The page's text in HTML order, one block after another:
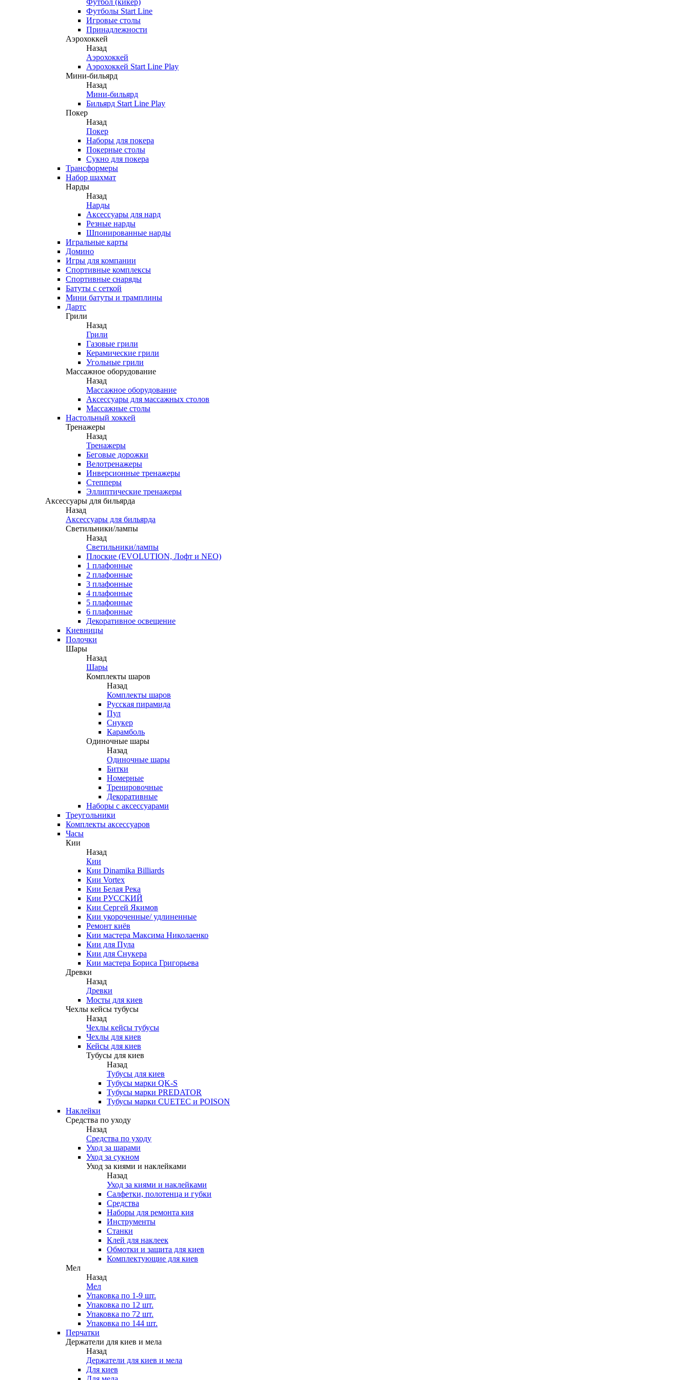
Футбол (кикер)
Футболы Start Line
Игровые столы
Принадлежности
Аэрохоккей
Назад
Аэрохоккей
Аэрохоккей Start Line Play
Мини-бильярд
Назад
Мини-бильярд
Бильярд Start Line Play
Покер
Назад
Покер
Наборы для покера
Покерные столы
Сукно для покера
Трансформеры
Набор шахмат
Нарды
Назад
Нарды
Аксессуары для нард
Резные нарды
Шпонированные нарды
Игральные карты
Домино
Игры для компании
Спортивные комплексы
Спортивные снаряды
Батуты с сеткой
Мини батуты и трамплины
Дартс
Грили
Назад
Грили
Газовые грили
Керамические грили
Угольные грили
Массажное оборудование
Назад
Массажное оборудование
Аксессуары для массажных столов
Массажные столы
Настольный хоккей
Тренажеры
Назад
Тренажеры
Беговые дорожки
Велотренажеры
Инверсионные тренажеры
Степперы
Эллиптические тренажеры
Аксессуары для бильярда
Назад
Аксессуары для бильярда
Светильники/лампы
Назад
Светильники/лампы
Плоские (EVOLUTION, Лофт и NEO)
1 плафонные
2 плафонные
3 плафонные
4 плафонные
5 плафонные
6 плафонные
Декоративное освещение
Киевницы
Полочки
Шары
Назад
Шары
Комплекты шаров
Назад
Комплекты шаров
Русская пирамида
Пул
Снукер
Карамболь
Одиночные шары
Назад
Одиночные шары
Битки
Номерные
Тренировочные
Декоративные
Наборы с аксессуарами
Треугольники
Комплекты аксессуаров
Часы
Кии
Назад
Кии
Кии Dinamika Billiards
Кии Vortex
Кии Белая Река
Кии РУССКИЙ
Кии Сергей Якимов
Кии укороченные/ удлиненные
Ремонт киёв
Кии мастера Максима Николаенко
Кии для Пула
Кии для Снукера
Кии мастера Бориса Григорьева
Древки
Назад
Древки
Мосты для киев
Чехлы кейсы тубусы
Назад
Чехлы кейсы тубусы
Чехлы для киев
Кейсы для киев
Тубусы для киев
Назад
Тубусы для киев
Тубусы марки QK-S
Тубусы марки PREDATOR
Тубусы марки CUETEC и POISON
Наклейки
Средства по уходу
Назад
Средства по уходу
Уход за шарами
Уход за сукном
Уход за киями и наклейками
Назад
Уход за киями и наклейками
Салфетки, полотенца и губки
Средства
Наборы для ремонта кия
Инструменты
Станки
Клей для наклеек
Обмотки и защита для киев
Комплектующие для киев
Мел
Назад
Мел
Упаковка по 1-9 шт.
Упаковка по 12 шт.
Упаковка по 72 шт.
Упаковка по 144 шт.
Перчатки
Держатели для киев и мела
Назад
Держатели для киев и мела
Для киев